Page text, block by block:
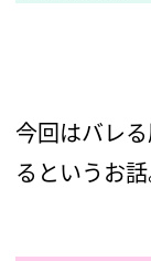
今回はバレ
るというお話